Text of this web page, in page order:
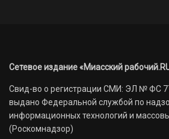
Сетевое издание «Миасский
Свид-во о регистрации СМИ: ЭЛ № ФС
выдано Федеральной службой по
информационных технологий и
(Роскомнадзор)